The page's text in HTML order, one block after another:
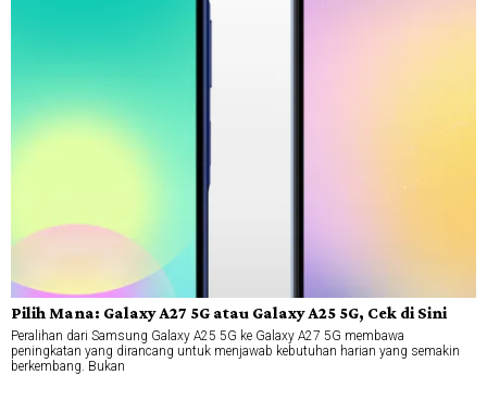
Pilih Mana: Galaxy A27 5G atau Galaxy A25 5G, Cek di Sini
Peralihan dari Samsung Galaxy A25 5G ke Galaxy A27 5G membawa
peningkatan yang dirancang untuk menjawab kebutuhan harian yang semakin
berkembang. Bukan